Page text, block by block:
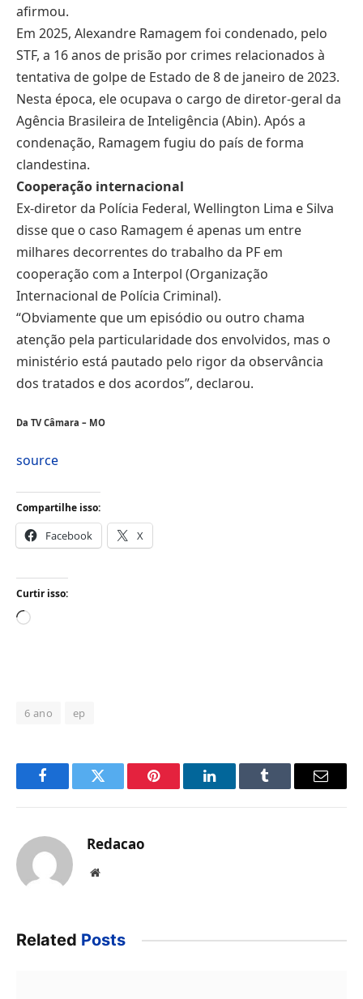
afirmou.
Em 2025, Alexandre Ramagem foi condenado, pelo
STF, a 16 anos de prisão por crimes relacionados à
tentativa de golpe de Estado de 8 de janeiro de 2023.
Nesta época, ele ocupava o cargo de diretor-geral da
Agência Brasileira de Inteligência (Abin). Após a
condenação, Ramagem fugiu do país de forma
clandestina.
Cooperação internacional
Ex-diretor da Polícia Federal, Wellington Lima e Silva
disse que o caso Ramagem é apenas um entre
milhares decorrentes do trabalho da PF em
cooperação com a Interpol (Organização
Internacional de Polícia Criminal).
“Obviamente que um episódio ou outro chama
atenção pela particularidade dos envolvidos, mas o
ministério está pautado pelo rigor da observância
dos tratados e dos acordos”, declarou.
Da TV Câmara – MO
source
Compartilhe isso:
Facebook X
Curtir isso:
Carregando...
6 ano ep
FacebookTwitter Pinterest LinkedInTumblr Email
Redacao
Website
Related Posts